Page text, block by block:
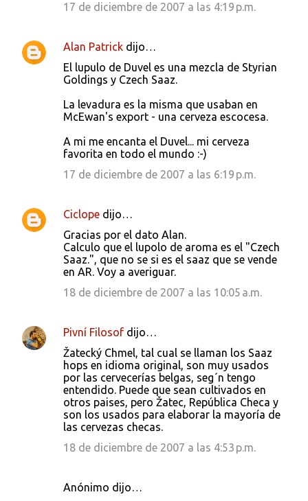
17 de diciembre de 2007 a las 4:19 p.m.
Alan Patrick dijo…
El lupulo de Duvel es una mezcla de Styrian
Goldings y Czech Saaz.
La levadura es la misma que usaban en
McEwan's export - una cerveza escocesa.
A mi me encanta el Duvel... mi cerveza
favorita en todo el mundo :-)
17 de diciembre de 2007 a las 6:19 p.m.
Ciclope dijo…
Gracias por el dato Alan.
Calculo que el lupolo de aroma es el "Czech
Saaz.", que no se si es el saaz que se vende
en AR. Voy a averiguar.
18 de diciembre de 2007 a las 10:05 a.m.
Pivní Filosof dijo…
Žatecký Chmel, tal cual se llaman los Saaz
hops en idioma original, son muy usados
por las cervecerías belgas, seg´n tengo
entendido. Puede que sean cultivados en
otros paises, pero Žatec, República Checa y
son los usados para elaborar la mayoría de
las cervezas checas.
18 de diciembre de 2007 a las 4:53 p.m.
Anónimo dijo…